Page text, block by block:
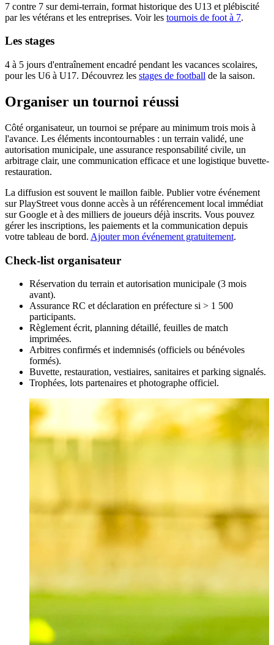
7 contre 7 sur demi-terrain, format historique des U13 et plébiscité
par les vétérans et les entreprises. Voir les tournois de foot à 7.
Les stages
4 à 5 jours d'entraînement encadré pendant les vacances scolaires,
pour les U6 à U17. Découvrez les stages de football de la saison.
Organiser un tournoi réussi
Côté organisateur, un tournoi se prépare au minimum trois mois à
l'avance. Les éléments incontournables : un terrain validé, une
autorisation municipale, une assurance responsabilité civile, un
arbitrage clair, une communication efficace et une logistique buvette-
restauration.
La diffusion est souvent le maillon faible. Publier votre événement
sur PlayStreet vous donne accès à un référencement local immédiat
sur Google et à des milliers de joueurs déjà inscrits. Vous pouvez
gérer les inscriptions, les paiements et la communication depuis
votre tableau de bord. Ajouter mon événement gratuitement.
Check-list organisateur
Réservation du terrain et autorisation municipale (3 mois
avant).
Assurance RC et déclaration en préfecture si > 1 500
participants.
Règlement écrit, planning détaillé, feuilles de match
imprimées.
Arbitres confirmés et indemnisés (officiels ou bénévoles
formés).
Buvette, restauration, vestiaires, sanitaires et parking signalés.
Trophées, lots partenaires et photographe officiel.